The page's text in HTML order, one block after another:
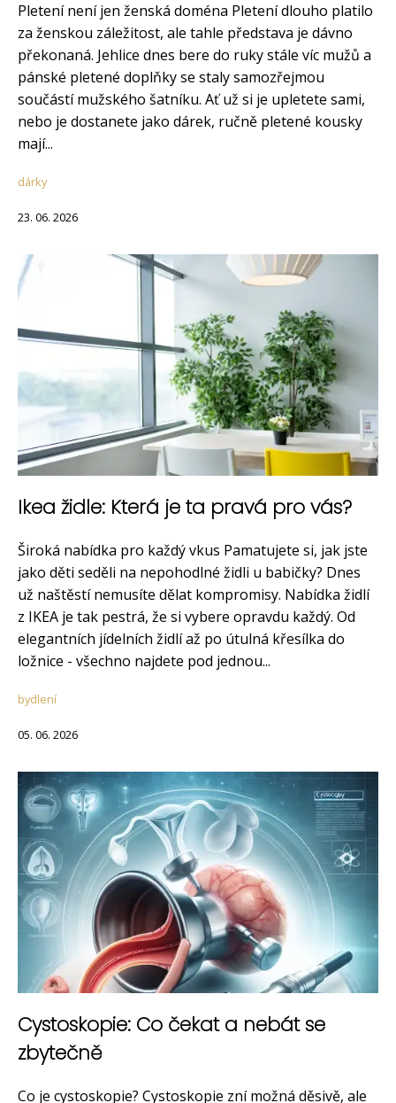
Pletení není jen ženská doména Pletení dlouho platilo
za ženskou záležitost, ale tahle představa je dávno
překonaná. Jehlice dnes bere do ruky stále víc mužů a
pánské pletené doplňky se staly samozřejmou
součástí mužského šatníku. Ať už si je upletete sami,
nebo je dostanete jako dárek, ručně pletené kousky
mají...
dárky
23. 06. 2026
Ikea židle: Která je ta pravá pro vás?
Široká nabídka pro každý vkus Pamatujete si, jak jste
jako děti seděli na nepohodlné židli u babičky? Dnes
už naštěstí nemusíte dělat kompromisy. Nabídka židlí
z IKEA je tak pestrá, že si vybere opravdu každý. Od
elegantních jídelních židlí až po útulná křesílka do
ložnice - všechno najdete pod jednou...
bydlení
05. 06. 2026
Cystoskopie: Co čekat a nebát se
zbytečně
Co je cystoskopie? Cystoskopie zní možná děsivě, ale